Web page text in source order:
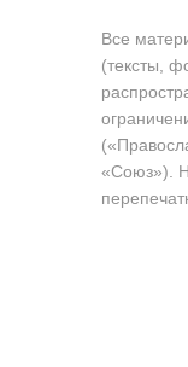
Все
(тексты,
«Союз»).